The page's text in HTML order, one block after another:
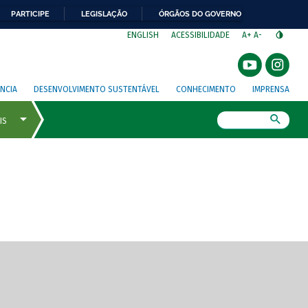
PARTICIPE LEGISLAÇÃO ÓRGÃOS DO GOVERNO
ENGLISH ACESSIBILIDADE A+ A-
DESENVOLVIMENTO SUSTENTÁVEL CONHECIMENTO IMPRENSA
de tela